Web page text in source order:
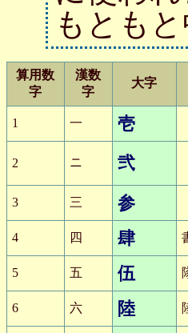
もとも
算用数
字
漢数
字
大字
1 一 壱
2 ニ 弐
3 三 参
4 四 肆
5 五 伍
6 六 陸